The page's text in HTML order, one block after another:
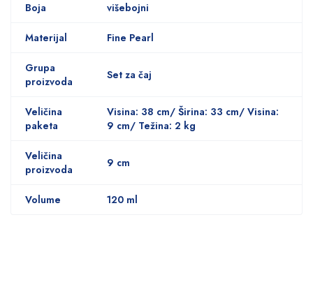
Boja višebojni
Materijal Fine Pearl
Grupa
proizvoda
Set za čaj
Veličina
paketa
Visina: 38 cm/ Širina: 33 cm/ Visina:
9 cm/ Težina: 2 kg
Veličina
proizvoda
9 cm
Volume 120 ml